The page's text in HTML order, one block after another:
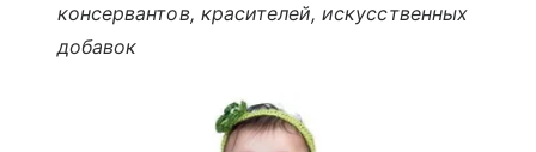
консервантов, красителей, искусственных
добавок